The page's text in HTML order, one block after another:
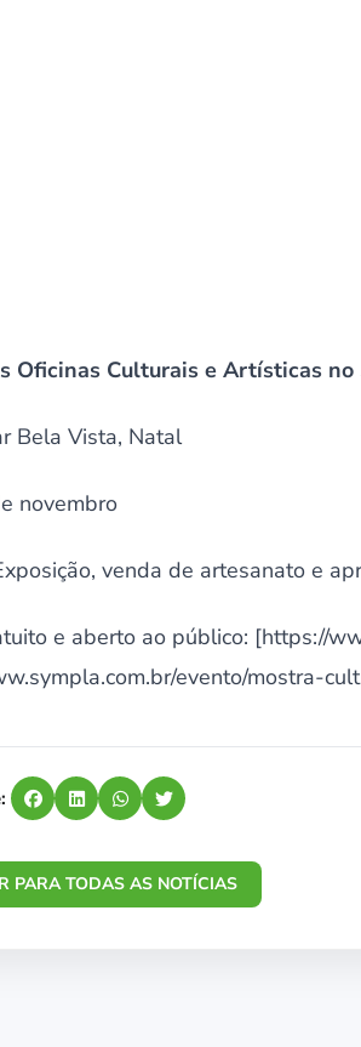
Oficinas Culturais e Artísticas no
Bela Vista, Natal
novembro
venda de artesanato e
e aberto ao público: [https://
evento/mostra-
PARA TODAS AS NOTÍCIAS